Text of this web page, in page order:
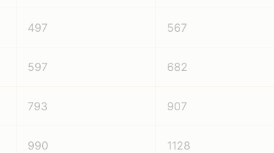
497 567
597 682
793 907
990 1128